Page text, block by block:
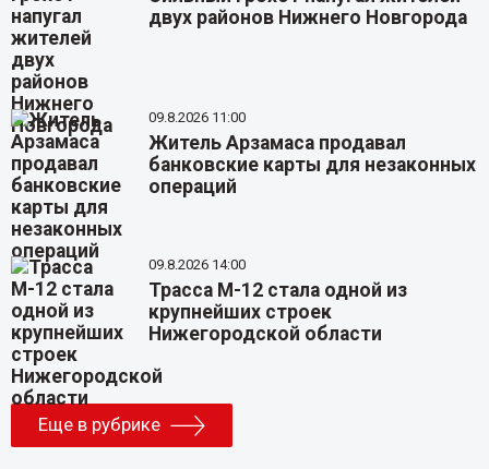
двух районов Нижнего Новгорода
09.8.2026 11:00
Житель Арзамаса продавал
банковские карты для незаконных
операций
09.8.2026 14:00
Трасса М-12 стала одной из
крупнейших строек
Нижегородской области
Еще в рубрике